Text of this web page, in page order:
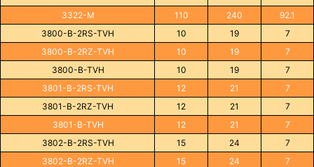
3322-M
110 240
92.1
3800-B-2RS-TVH
10 19
7
3800-B-2RZ-TVH
10 19
7
3800-B-TVH
10 19
7
3801-B-2RS-TVH
12 21
7
3801-B-2RZ-TVH
12 21
7
3801-B-TVH
12 21
7
3802-B-2RS-TVH
15 24
7
3802-B-2RZ-TVH
15 24
7